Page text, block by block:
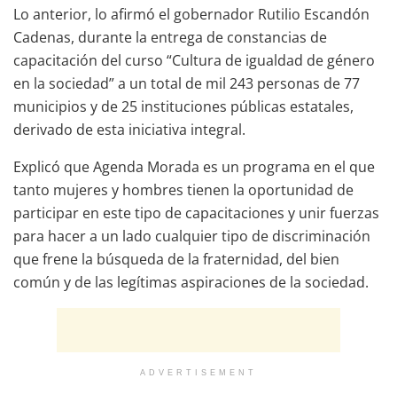
Lo anterior, lo afirmó el gobernador Rutilio Escandón
Cadenas, durante la entrega de constancias de
capacitación del curso “Cultura de igualdad de género
en la sociedad” a un total de mil 243 personas de 77
municipios y de 25 instituciones públicas estatales,
derivado de esta iniciativa integral.
Explicó que Agenda Morada es un programa en el que
tanto mujeres y hombres tienen la oportunidad de
participar en este tipo de capacitaciones y unir fuerzas
para hacer a un lado cualquier tipo de discriminación
que frene la búsqueda de la fraternidad, del bien
común y de las legítimas aspiraciones de la sociedad.
ADVERTISEMENT